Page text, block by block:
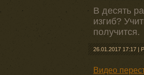
В десять
изгиб?
получится.
26.01.2017 17:17 |
Видео